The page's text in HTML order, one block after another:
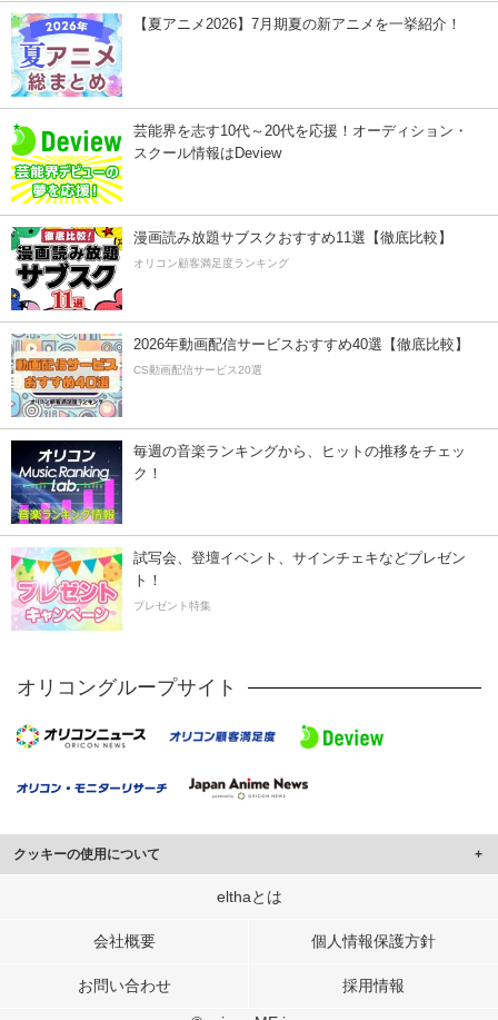
【夏アニメ2026】7月期夏の新アニメを一挙紹介！
芸能界を志す10代～20代を応援！オーディション・
スクール情報はDeview
漫画読み放題サブスクおすすめ11選【徹底比較】
オリコン顧客満足度ランキング
2026年動画配信サービスおすすめ40選【徹底比較】
CS動画配信サービス20選
毎週の音楽ランキングから、ヒットの推移をチェッ
ク！
試写会、登壇イベント、サインチェキなどプレゼン
ト！
プレゼント特集
オリコングループサイト
クッキーの使用について
このサイトでは Cookie を使用して、ユーザーに合わせたコンテンツや広告の
行っています。
メディアや広告配信、データ解析の各パートナーに提供しています。
elthaとは
会社概要 個人情報保護方針
お問い合わせ 採用情報